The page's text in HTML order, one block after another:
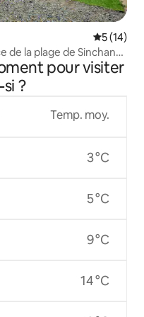
5 (14)
de la plage de Sinchang,
pour visiter
?
Temp. moy.
3 °C
5 °C
9 °C
14 °C